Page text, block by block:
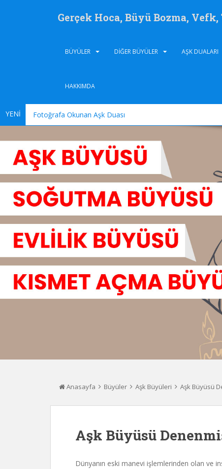
Gerçek Hoca, Büyü Bozma,
BÜYÜLER DIĞER BÜYÜLER AŞK DUALARI
HAKKIMDA
YENİ Fotoğrafa Okunan Aşk Duası
Anasayfa Büyüler Aşk Büyüleri Aşk Büyüsü
Aşk Büyüsü
Dünyanın eski manevi işlemlerinden olan ve